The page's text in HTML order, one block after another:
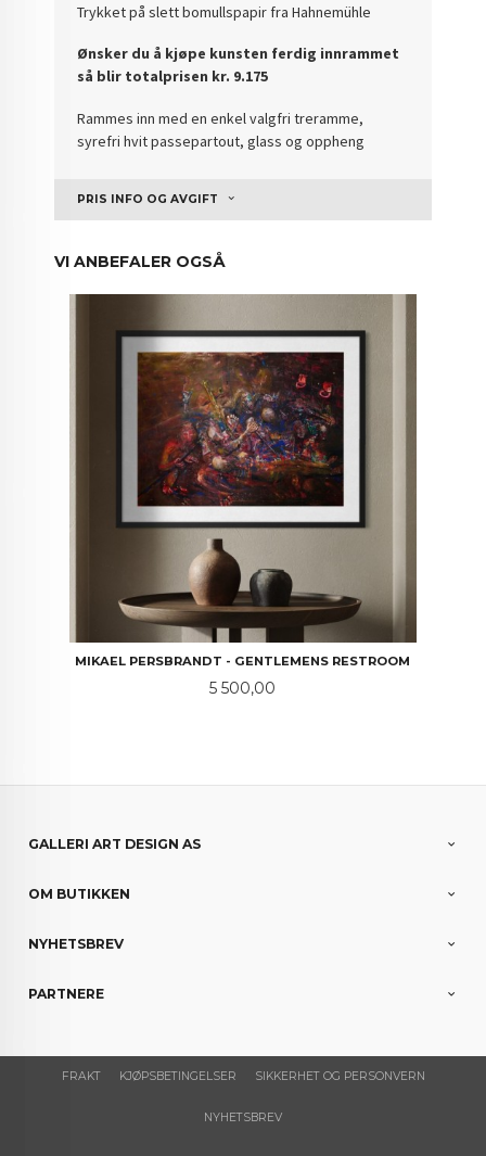
Trykket på slett bomullspapir fra Hahnemühle
Ønsker du å kjøpe kunsten ferdig innrammet
så blir totalprisen kr. 9.175
Rammes inn med en enkel valgfri treramme,
syrefri hvit passepartout, glass og oppheng
PRIS INFO OG AVGIFT
VI ANBEFALER OGSÅ
MIKAEL PERSBRANDT - GENTLEMENS RESTROOM
Pris
5 500,00
GALLERI ART DESIGN AS
OM BUTIKKEN
NYHETSBREV
PARTNERE
FRAKT KJØPSBETINGELSER SIKKERHET OG PERSONVERN
NYHETSBREV